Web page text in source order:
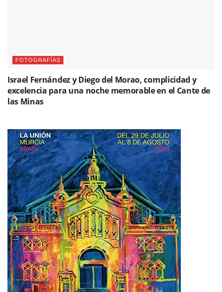
FOTOGRAFÍAS
Israel Fernández y Diego del Morao, complicidad y
excelencia para una noche memorable en el Cante de
las Minas